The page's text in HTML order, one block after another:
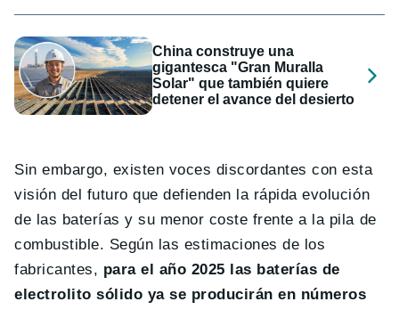
China construye una
gigantesca "Gran Muralla
Solar" que también quiere
detener el avance del desierto
Sin embargo, existen voces discordantes con esta
visión del futuro que defienden la rápida evolución
de las baterías y su menor coste frente a la pila de
combustible. Según las estimaciones de los
fabricantes, para el año 2025 las baterías de
electrolito sólido ya se producirán en números